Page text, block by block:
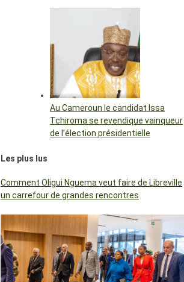
Au Cameroun le candidat Issa
Tchiroma se revendique vainqueur
de l’élection présidentielle
Les plus lus
Comment Oligui Nguema veut faire de Libreville
un carrefour de grandes rencontres